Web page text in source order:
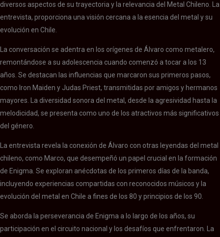
diversos aspectos de su trayectoria y la relevancia del Metal Chileno. La
entrevista, proporciona una visión cercana a la esencia del metal y su
evolución en Chile.
La conversación se adentra en los orígenes de Álvaro como metalero,
remontándose a su adolescencia cuando comenzó a tocar a los 13
años. Se destacan las influencias que marcaron sus primeros pasos,
como Iron Maiden y Judas Priest, transmitidas por amigos y hermanos
mayores. La diversidad sonora del metal, desde la agresividad hasta la
melodicidad, se presenta como uno de los atractivos más significativos
del género.
La entrevista revela la conexión de Álvaro con otras leyendas del metal
chileno, como Marco, que desempeñó un papel crucial en la formación
de Enigma. Se exploran anécdotas de los primeros días de la banda,
incluyendo experiencias compartidas con reconocidos músicos y la
evolución del metal en Chile a fines de los 80 y principios de los 90.
Se aborda la perseverancia de Enigma a lo largo de los años, su
participación en el circuito nacional y los desafíos que enfrentaron. La